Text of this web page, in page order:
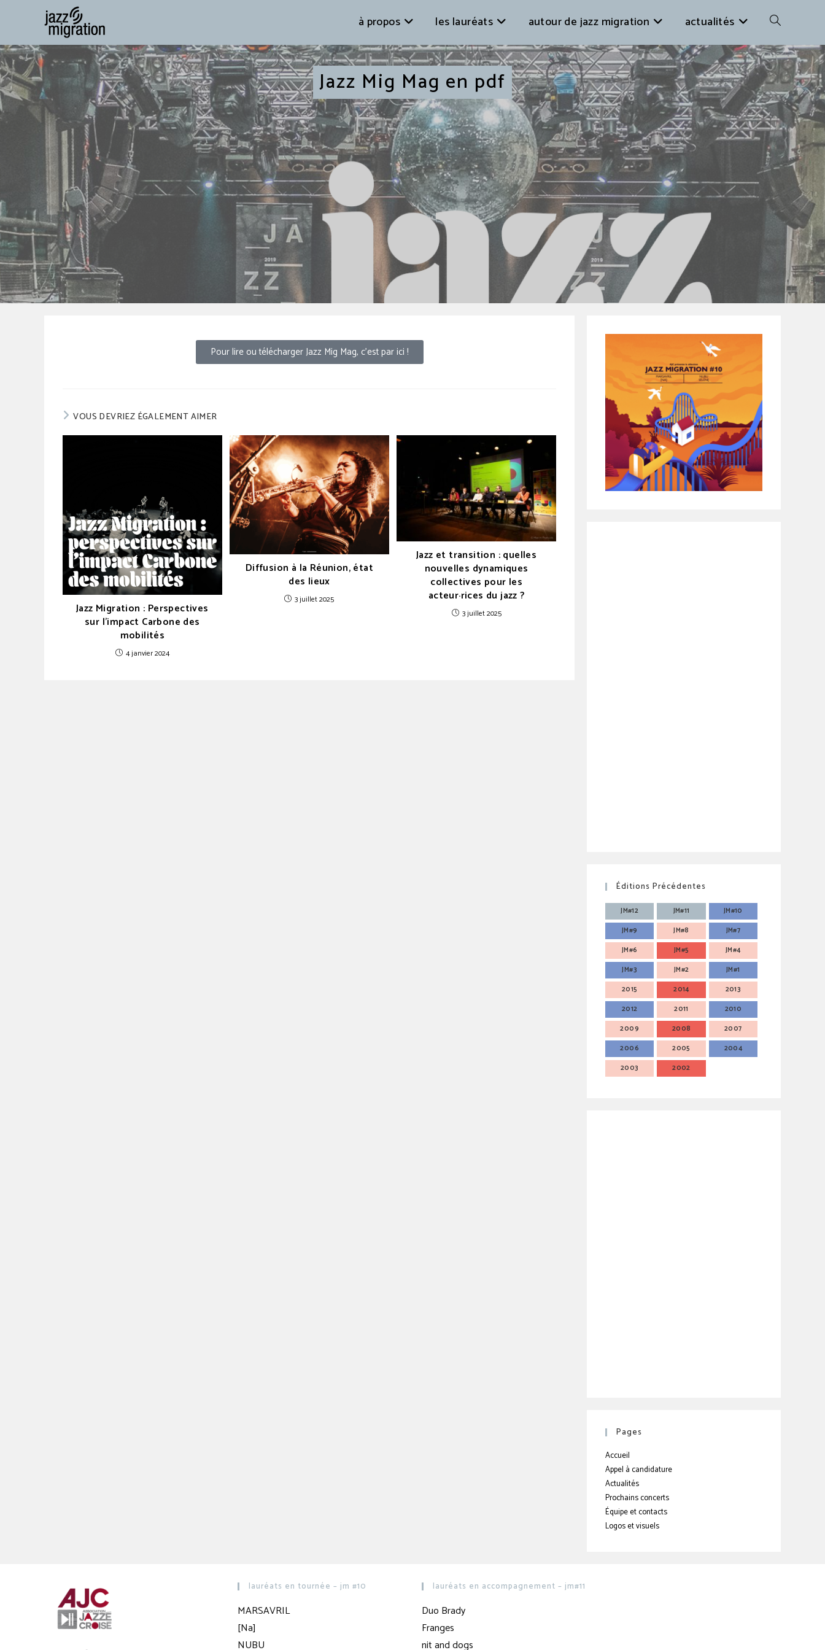
à propos les lauréats autour de jazz migration actualités
Jazz Mig Mag en pdf
Pour lire ou télécharger Jazz Mig Mag, c'est par ici !
VOUS DEVRIEZ ÉGALEMENT AIMER
Jazz Migration : Perspectives
sur l’impact Carbone des
mobilités
4 janvier 2024
Diffusion à la Réunion, état
des lieux
3 juillet 2025
Jazz et transition : quelles
nouvelles dynamiques
collectives pour les
acteur·rices du jazz ?
3 juillet 2025
Éditions Précédentes
JM#12 JM#11
JM#10
JM#9
JM#8
JM#7
JM#6
JM#5
JM#4
JM#3
JM#2
JM#1
2015
2014
2013
2012
2011
2010
2009
2008
2007
2006
2005
2004
2003
2002
Pages
Accueil
Appel à candidature
Actualités
Prochains concerts
Équipe et contacts
Logos et visuels
lauréats en tournée – jm #10
MARSAVRIL
[Na]
NUBU
lauréats en accompagnement – jm#11
Duo Brady
Franges
nit and dogs